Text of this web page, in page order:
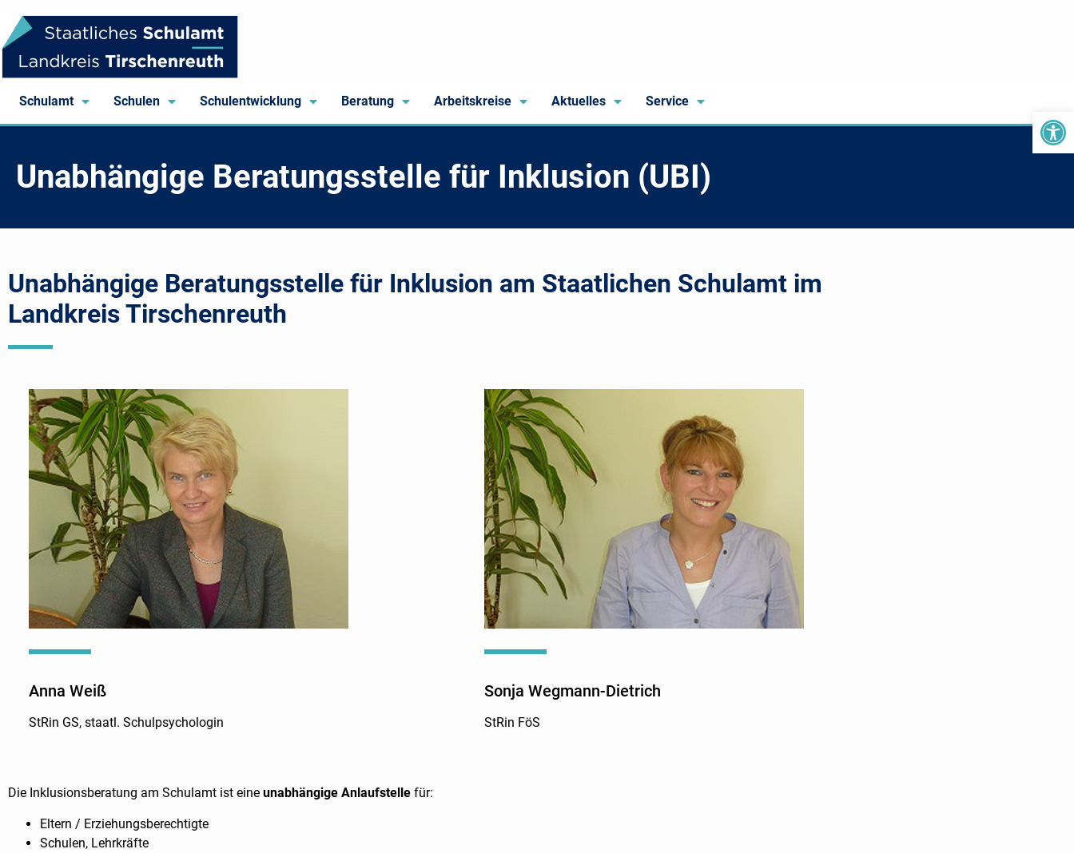
Schulamt Schulen Schulentwicklung Beratung Arbeitskreise Aktuelles Service
Unabhängige Beratungsstelle für Inklusion (UBI)
Unabhängige Beratungsstelle für Inklusion am Staatlichen Schulamt im
Landkreis Tirschenreuth
Anna Weiß
StRin GS, staatl. Schulpsychologin
Sonja Wegmann-Dietrich
StRin FöS
Die Inklusionsberatung am Schulamt ist eine unabhängige Anlaufstelle für:
Eltern / Erziehungsberechtigte
Schulen, Lehrkräfte